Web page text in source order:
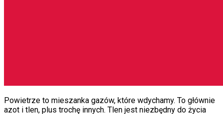
Powietrze to mieszanka gazów, które wdychamy. To głównie
azot i tlen, plus trochę innych. Tlen jest niezbędny do życia